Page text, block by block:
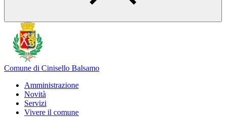
Comune di Cinisello Balsamo
Amministrazione
Novità
Servizi
Vivere il comune